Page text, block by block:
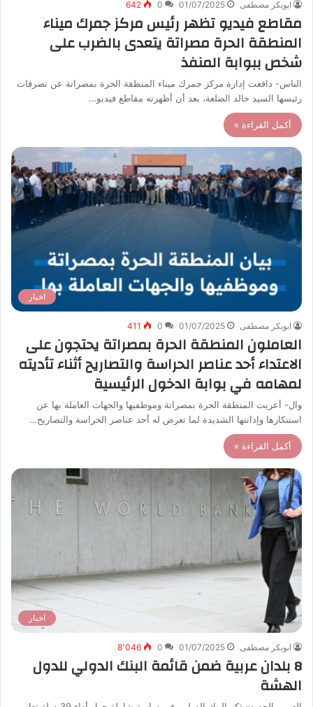
ابوبكر مصطفى 01/07/2025
0
642
مقاطع فيديو تظهر رئيس مركز جمرك ميناء
المنطقة الحرة مصراتة يتعدى بالضرب على
شخص ببوابة المنفذ
الناس- دافعت إدارة مركز جمرك ميناء المنطقة الحرة بمصراتة عن تصرفات
رئيسها السيد خالد الضلعة، بعد أن أظهرته مقاطع فيديو…
أكمل القراءة »
اخبار
ابوبكر مصطفى 01/07/2025
0
411
العاملون المنطقة الحرة بمصراتة يحتجون على
الاعتداء أحد عناصر الحراسة والتصاريح أثناء تأديته
لمهامه في بوابة الدخول الرئيسية
وال- أعربت المنطقة الحرة بمصراتة وموظفيها والجهات العاملة بها عن
استنكارها وإدانتها الشديدة لما تعرض له أحد عناصر الحراسة والتصاريح…
أكمل القراءة »
اخبار
ابوبكر مصطفى 01/07/2025
0 8٬046
8 بلدان عربية ضمن قائمة البنك الدولي للدول
الهشة